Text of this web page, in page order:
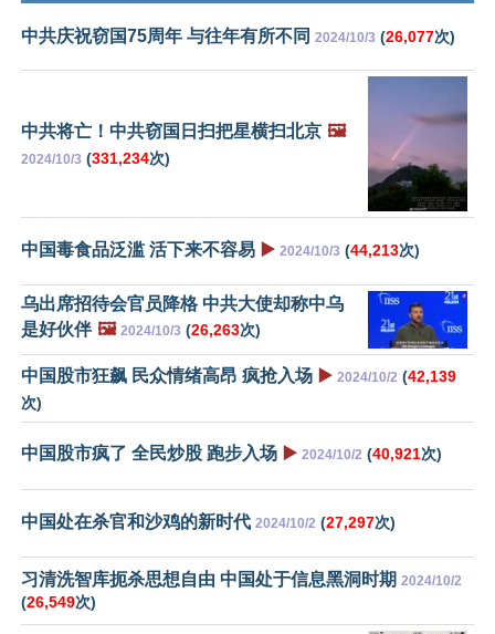
中共庆祝窃国75周年 与往年有所不同 2024/10/3 (26,077次)
中共将亡！中共窃国日扫把星横扫北京 🖼️
2024/10/3 (331,234次)
中国毒食品泛滥 活下来不容易 ▶️ 2024/10/3 (44,213次)
乌出席招待会官员降格 中共大使却称中乌
是好伙伴 🖼️ 2024/10/3 (26,263次)
中国股市狂飙 民众情绪高昂 疯抢入场 ▶️ 2024/10/2 (42,139
次)
中国股市疯了 全民炒股 跑步入场 ▶️ 2024/10/2 (40,921次)
中国处在杀官和沙鸡的新时代 2024/10/2 (27,297次)
习清洗智库扼杀思想自由 中国处于信息黑洞时期 2024/10/2
(26,549次)